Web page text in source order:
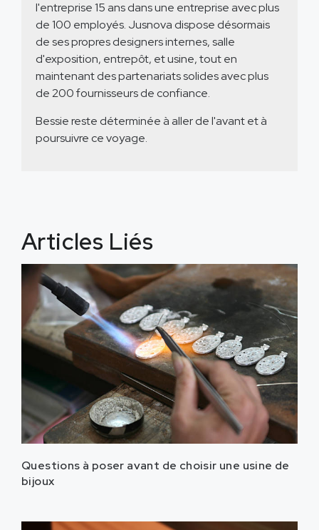
l'entreprise 15 ans dans une entreprise avec plus
de 100 employés. Jusnova dispose désormais
de ses propres designers internes, salle
d'exposition, entrepôt, et usine, tout en
maintenant des partenariats solides avec plus
de 200 fournisseurs de confiance.
Bessie reste déterminée à aller de l'avant et à
poursuivre ce voyage.
Articles Liés
Questions à poser avant de choisir une usine de
bijoux